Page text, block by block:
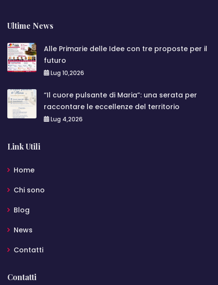
Ultime News
Alle Primarie delle Idee con tre proposte per il
futuro
Lug 10,2026
“Il cuore pulsante di Maria”: una serata per
raccontare le eccellenze del territorio
Lug 4,2026
Link Utili
Home
Chi sono
Blog
News
Contatti
Contatti